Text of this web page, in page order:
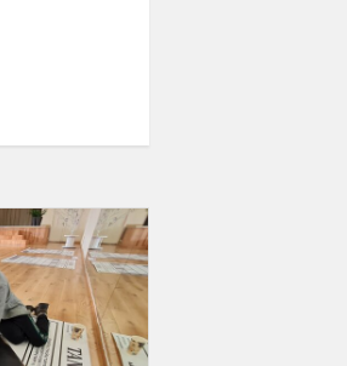
Kūrybinio
mąstymo
pamokos